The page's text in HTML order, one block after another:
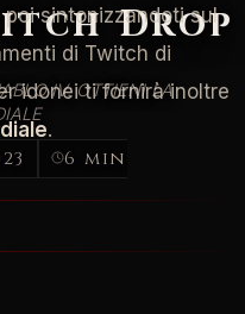
Drop
IV: OTTIENI LA
6 min
sintonizzandoti sul
di Twitch di
idonei ti fornirà inoltre
.